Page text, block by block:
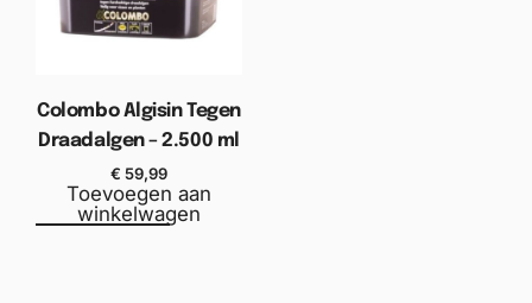
Colombo Algisin Tegen
Draadalgen – 2.500 ml
€ 59,99
Toevoegen aan
winkelwagen